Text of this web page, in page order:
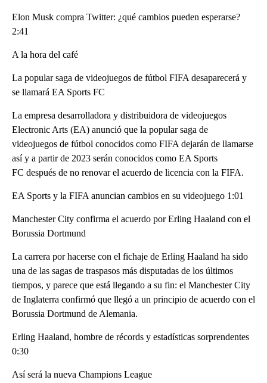
Elon Musk compra Twitter: ¿qué cambios pueden esperarse?
2:41
A la hora del café
La popular saga de videojuegos de fútbol FIFA desaparecerá y
se llamará EA Sports FC
La empresa desarrolladora y distribuidora de videojuegos
Electronic Arts (EA) anunció que la popular saga de
videojuegos de fútbol conocidos como FIFA dejarán de llamarse
así y a partir de 2023 serán conocidos como EA Sports
FC después de no renovar el acuerdo de licencia con la FIFA.
EA Sports y la FIFA anuncian cambios en su videojuego 1:01
Manchester City confirma el acuerdo por Erling Haaland con el
Borussia Dortmund
La carrera por hacerse con el fichaje de Erling Haaland ha sido
una de las sagas de traspasos más disputadas de los últimos
tiempos, y parece que está llegando a su fin: el Manchester City
de Inglaterra confirmó que llegó a un principio de acuerdo con el
Borussia Dortmund de Alemania.
Erling Haaland, hombre de récords y estadísticas sorprendentes
0:30
Así será la nueva Champions League